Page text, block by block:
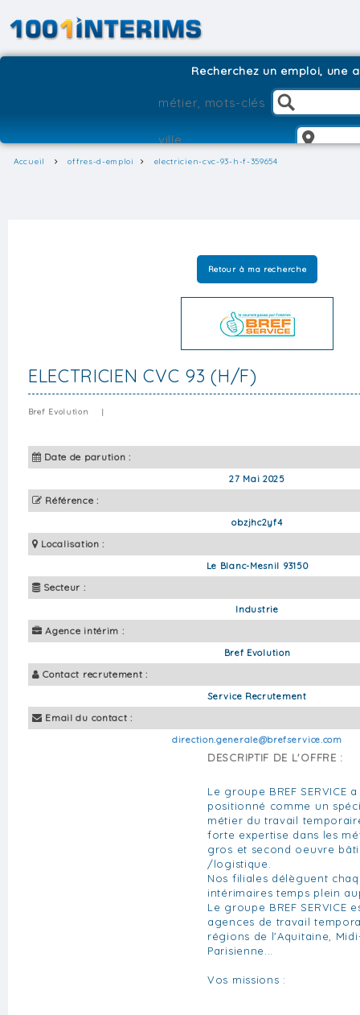
Recherchez un emploi, une
Accueil offres-d-emploi electricien-cvc-93-h-f-359654
Retour à ma recherche
ELECTRICIEN CVC 93 (H/F)
Bref Evolution |
Date de parution :
27 Mai 2025
Référence :
obzjhc2yf4
Localisation :
Le Blanc-Mesnil 93150
Secteur :
Industrie
Agence intérim :
Bref Evolution
Contact recrutement :
Service Recrutement
Email du contact :
direction.generale@brefservice.com
DESCRIPTIF DE L'OFFRE :
Le groupe BREF SERVICE
positionné comme un
métier du travail
forte expertise dans les
gros et second oeuvre
/logistique.
Nos filiales délèguent
intérimaires temps plein
Le groupe BREF SERVICE
agences de travail
régions de l'Aquitaine,
Parisienne...
Vos missions :